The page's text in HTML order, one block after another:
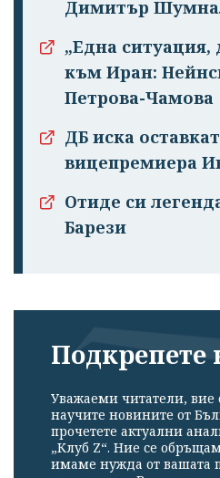
Димитър
„Eдна ситуация,
към Иран:
Петрова-Чамова
ДБ иска
вицепремиера
Отиде си
Барези
Подкрепете
Уважаеми читатели, вие
научите новините от
прочетете актуални
„Клуб Z“. Ние се
имаме нужда от вашата